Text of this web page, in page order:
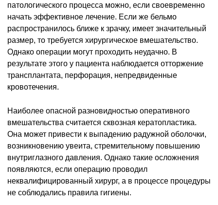
патологического процесса можно, если своевременно
начать эффективное лечение. Если же бельмо
распространилось ближе к зрачку, имеет значительный
размер, то требуется хирургическое вмешательство.
Однако операции могут проходить неудачно. В
результате этого у пациента наблюдается отторжение
трансплантата, перфорация, непредвиденные
кровотечения.
Наиболее опасной разновидностью оперативного
вмешательства считается сквозная кератопластика.
Она может привести к выпадению радужной оболочки,
возникновению увеита, стремительному повышению
внутриглазного давления. Однако такие осложнения
появляются, если операцию проводил
неквалифицированный хирург, а в процессе процедуры
не соблюдались правила гигиены.